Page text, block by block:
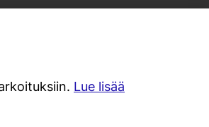
Lue lisää